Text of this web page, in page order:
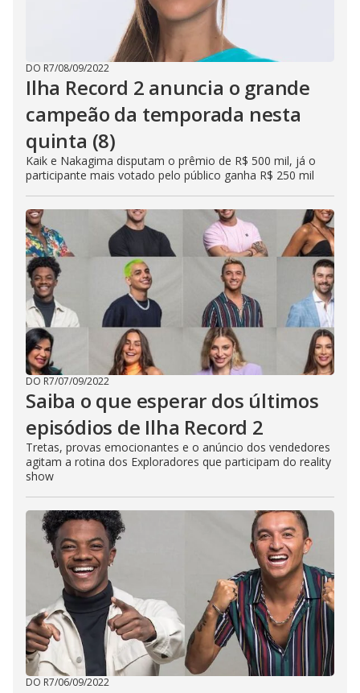
DO R7/08/09/2022
Ilha Record 2 anuncia o grande
campeão da temporada nesta
quinta (8)
Kaik e Nakagima disputam o prêmio de R$ 500 mil, já o
participante mais votado pelo público ganha R$ 250 mil
DO R7/07/09/2022
Saiba o que esperar dos últimos
episódios de Ilha Record 2
Tretas, provas emocionantes e o anúncio dos vendedores
agitam a rotina dos Exploradores que participam do reality
show
DO R7/06/09/2022